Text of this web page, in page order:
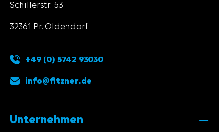
Schillerstr. 53
32361 Pr. Oldendorf
+49 (0) 5742 93030
info@fitzner.de
Unternehmen